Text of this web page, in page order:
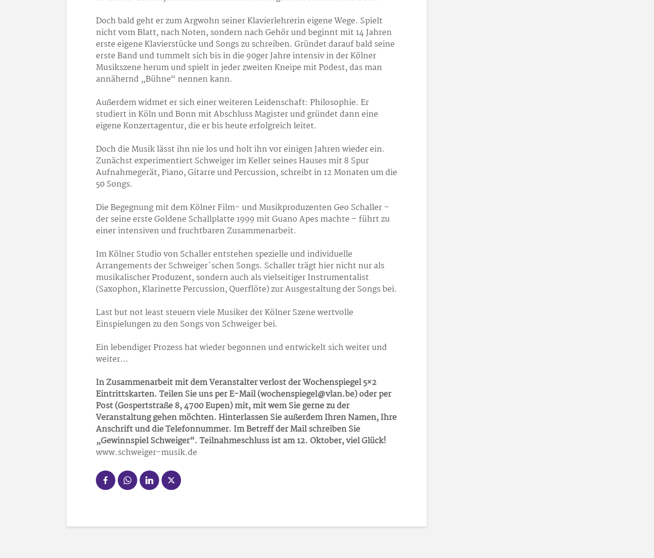
Doch bald geht er zum Argwohn seiner Klavierlehrerin eigene Wege. Spielt
nicht vom Blatt, nach Noten, sondern nach Gehör und beginnt mit 14 Jahren
erste eigene Klavierstücke und Songs zu schreiben. Gründet darauf bald seine
erste Band und tummelt sich bis in die 90ger Jahre intensiv in der Kölner
Musikszene herum und spielt in jeder zweiten Kneipe mit Podest, das man
annähernd „Bühne“ nennen kann.
Außerdem widmet er sich einer weiteren Leidenschaft: Philosophie. Er
studiert in Köln und Bonn mit Abschluss Magister und gründet dann eine
eigene Konzertagentur, die er bis heute erfolgreich leitet.
Doch die Musik lässt ihn nie los und holt ihn vor einigen Jahren wieder ein.
Zunächst experimentiert Schweiger im Keller seines Hauses mit 8 Spur
Aufnahmegerät, Piano, Gitarre und Percussion, schreibt in 12 Monaten um die
50 Songs.
Die Begegnung mit dem Kölner Film- und Musikproduzenten Geo Schaller –
der seine erste Goldene Schallplatte 1999 mit Guano Apes machte – führt zu
einer intensiven und fruchtbaren Zusammenarbeit.
Im Kölner Studio von Schaller entstehen spezielle und individuelle
Arrangements der Schweiger´schen Songs. Schaller trägt hier nicht nur als
musikalischer Produzent, sondern auch als vielseitiger Instrumentalist
(Saxophon, Klarinette Percussion, Querflöte) zur Ausgestaltung der Songs bei.
Last but not least steuern viele Musiker der Kölner Szene wertvolle
Einspielungen zu den Songs von Schweiger bei.
Ein lebendiger Prozess hat wieder begonnen und entwickelt sich weiter und
weiter…
In Zusammenarbeit mit dem Veranstalter verlost der Wochenspiegel 5×2
Eintrittskarten. Teilen Sie uns per E-Mail (wochenspiegel@vlan.be) oder per
Post (Gospertstraße 8, 4700 Eupen) mit, mit wem Sie gerne zu der
Veranstaltung gehen möchten. Hinterlassen Sie außerdem Ihren Namen, Ihre
Anschrift und die Telefonnummer. Im Betreff der Mail schreiben Sie
„Gewinnspiel Schweiger“. Teilnahmeschluss ist am 12. Oktober, viel Glück!
www.schweiger-musik.de